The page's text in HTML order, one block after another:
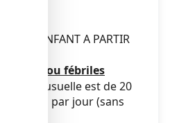
ET L'ENFANT A PARTIR
et/ou fébriles
usuelle est de 20
3 prises par jour (sans